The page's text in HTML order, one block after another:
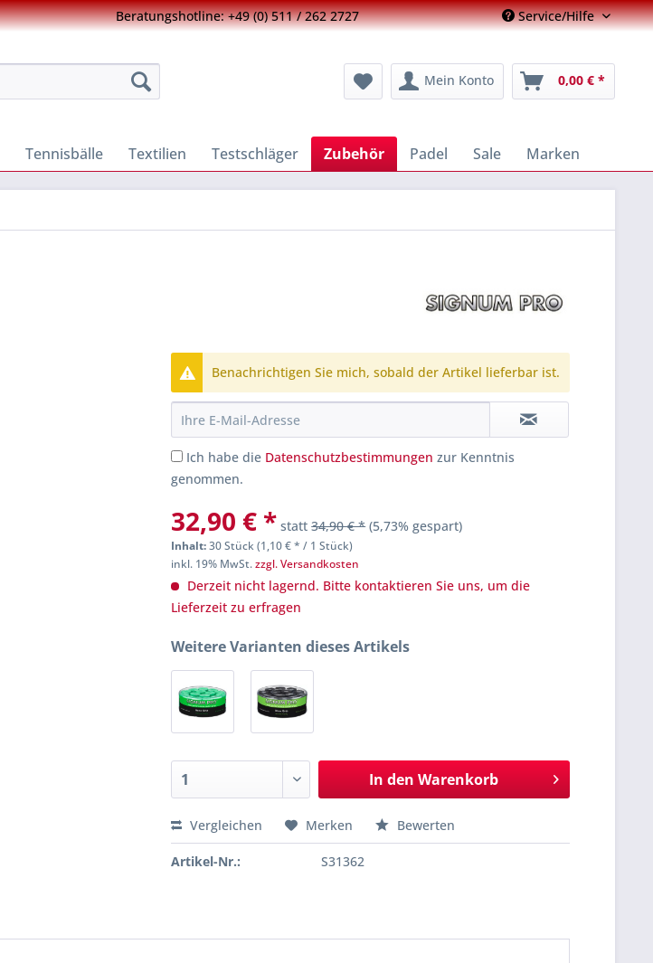
Beratungshotline: +49 (0) 511 / 262 2727 Service/Hilfe
Mein Konto 0,00 € *
Tennisbälle Textilien Testschläger Zubehör Padel Sale Marken
Benachrichtigen Sie mich, sobald der Artikel lieferbar ist.
Ich habe die Datenschutzbestimmungen zur Kenntnis
genommen.
32,90 € * statt34,90 € * (5,73% gespart)
Inhalt:30 Stück (1,10 € * / 1 Stück)
inkl. 19% MwSt.zzgl. Versandkosten
Derzeit nicht lagernd. Bitte kontaktieren Sie uns, um die
Lieferzeit zu erfragen
Weitere Varianten dieses Artikels
In den Warenkorb
Vergleichen Merken Bewerten
Artikel-Nr.: S31362